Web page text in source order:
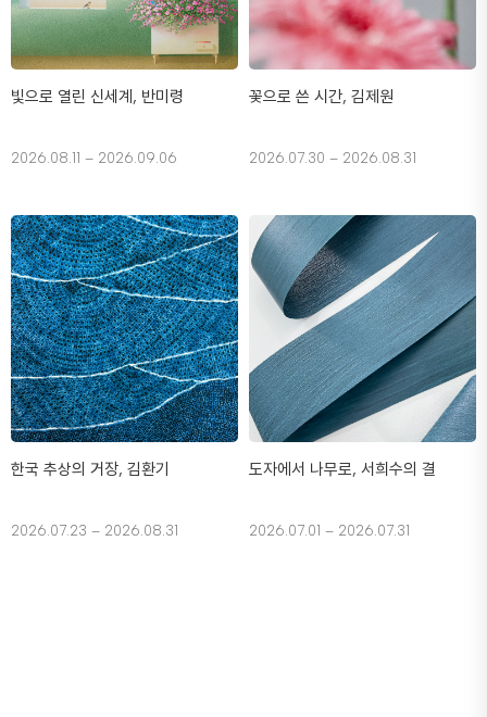
빛으로 열린 신세계, 반미령
2026.08.11 – 2026.09.06
꽃으로 쓴 시간, 김제원
2026.07.30 – 2026.08.31
한국 추상의 거장, 김환기
2026.07.23 – 2026.08.31
도자에서 나무로, 서희수의 결
2026.07.01 – 2026.07.31